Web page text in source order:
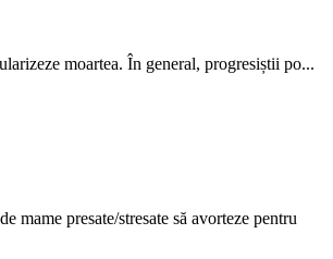
moartea. În general, progresiștii po...
mame presate/stresate să avorteze pentru